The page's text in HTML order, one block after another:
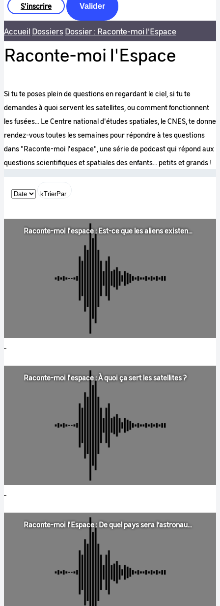
S'inscrire Valider
Accueil DossiersDossier : Raconte-moi l'Espace
Raconte-moi l'Espace
Si tu te poses plein de questions en regardant le ciel, si tu te
demandes à quoi servent les satellites, ou comment fonctionnent
les fusées… Le Centre national d'études spatiales, le CNES, te donne
rendez-vous toutes les semaines pour répondre à tes questions
dans "Raconte-moi l'espace", une série de podcast qui répond aux
questions scientifiques et spatiales des enfants... petits et grands !
kTrierPar
Raconte-moi l'espace : Est-ce que les aliens existent ? Est-ce que vous pensez que la vie existe ailleurs ?
Raconte-moi l'espace : À quoi ça sert les satellites ?
Raconte-moi l'Espace : De quel pays sera l’astronaute qui ira sur Mars, si on y va ?